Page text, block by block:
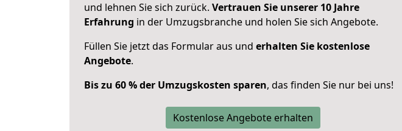
und lehnen Sie sich zurück. Vertrauen Sie unserer 10 Jahre
Erfahrung in der Umzugsbranche und holen Sie sich Angebote.
Füllen Sie jetzt das Formular aus und erhalten Sie kostenlose
Angebote.
Bis zu 60 % der Umzugskosten sparen, das finden Sie nur bei uns!
Kostenlose Angebote erhalten